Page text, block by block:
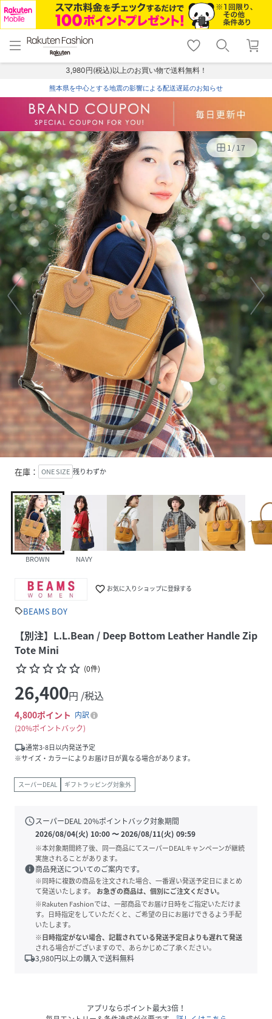
menu home
トップ
shopping_cart lock_outline
ログイン
3,980円(税込)以上のお買い物で送料無料！
熊本県を中心とする地震の影響による配送遅延のお知らせ
1/17
在庫： ONE SIZE 残りわずか
BROWN NAVY
favorite_border お気に入りショップに登録する
sellBEAMS BOY
【別注】L.L.Bean / Deep Bottom Leather Handle Zip
Tote Mini
star_borderstar_borderstar_borderstar_borderstar_border (0件)
26,400円 /税込
4,800ポイント 内訳
20%ポイントバック
local_shipping通常3-8日以内発送予定
※サイズ・カラーによりお届け日が異なる場合があります。
スーパーDEAL ギフトラッピング対象外
scheduleスーパーDEAL20%ポイントバック対象期間
2026/08/04(火) 10:00〜2026/08/11(火) 09:59
※本対象期間終了後、同一商品にてスーパーDEALキャンペーンが継続
実施されることがあります。
info商品発送についてのご案内です。
※同時に複数の商品を注文された場合、一番遅い発送予定日にまとめ
て発送いたします。
お急ぎの商品は、個別にご注文ください。
※Rakuten Fashionでは、一部商品でお届け日時をご指定いただけま
す。日時指定をしていただくと、ご希望の日にお届けできるよう手配
いたします。
※日時指定がない場合、記載されている発送予定日よりも遅れて発送
される場合がございますので、あらかじめご了承ください。
local_shipping3,980円以上の購入で送料無料
アプリならポイント最大3倍！